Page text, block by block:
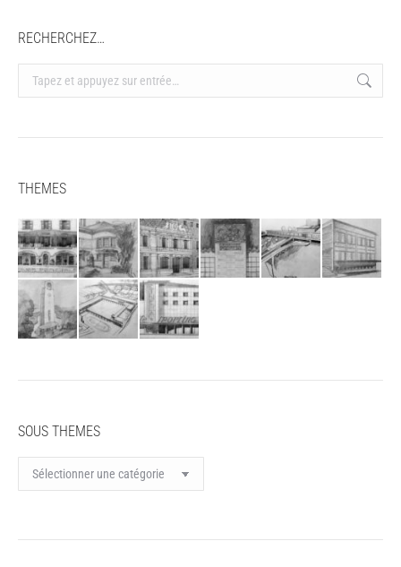
RECHERCHEZ…
Recherche
:
THEMES
SOUS THEMES
SOUS
THEMES